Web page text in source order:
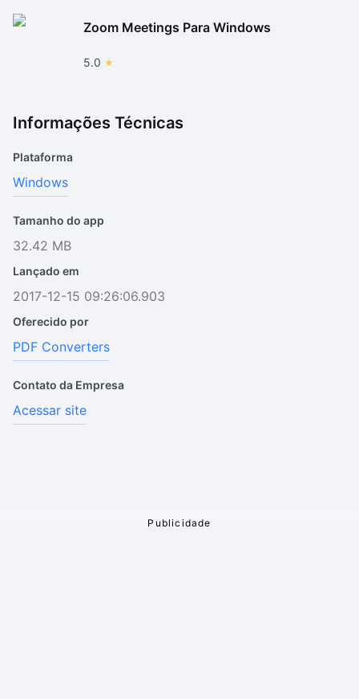
Zoom Meetings Para Windows
5.0
Informações Técnicas
Plataforma
Windows
Tamanho do app
32.42 MB
Lançado em
2017-12-15 09:26:06.903
Oferecido por
PDF Converters
Contato da Empresa
Acessar site